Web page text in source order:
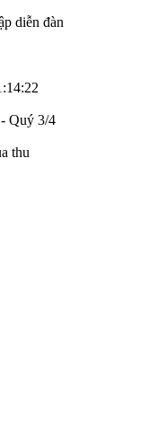
diễn đàn
Quý 3/4
thu